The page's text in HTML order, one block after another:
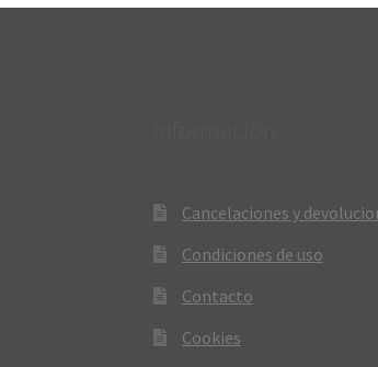
Cancelaciones y
Condiciones de uso
Contacto
Cookies